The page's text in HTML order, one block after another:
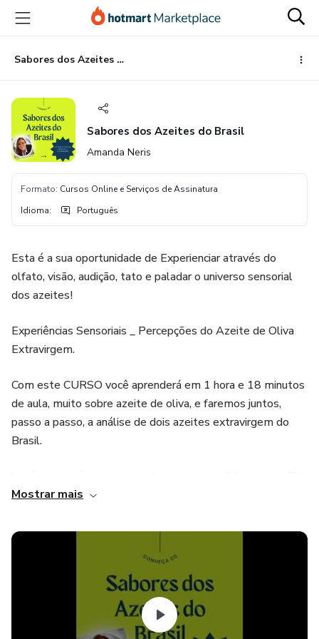
para
conteúdo
principal
para
pagamento
para
rodapé
Sabores dos Azeites do Brasil
Sabores dos Azeites do Brasil
Amanda Neris
Formato: Cursos Online e Serviços de Assinatura
Idioma: Português
Esta é a sua oportunidade de Experienciar através do
olfato, visão, audição, tato e paladar o universo sensorial
dos azeites!
Experiências Sensoriais _ Percepções do Azeite de Oliva
Extravirgem.
Com este CURSO você aprenderá em 1 hora e 18 minutos
de aula, muito sobre azeite de oliva, e faremos juntos,
passo a passo, a análise de dois azeites extravirgem do
Brasil.
mL de azeite de oliva extravirgem ELABORADOS NO
Elaboração do azeite
Mostrar mais